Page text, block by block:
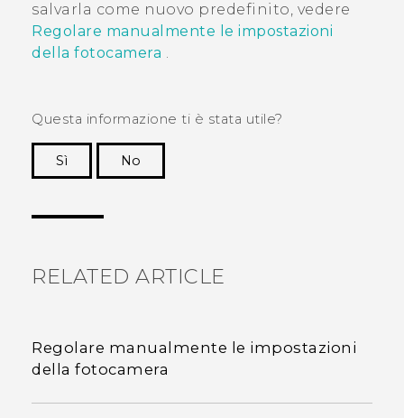
salvarla come nuovo predefinito, vedere
Regolare manualmente le impostazioni
della fotocamera .
Questa informazione ti è stata utile?
Sì
No
RELATED ARTICLE
Regolare manualmente le impostazioni
della fotocamera